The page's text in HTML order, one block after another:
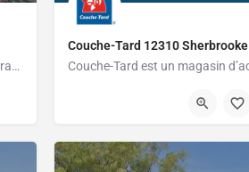
Couche-Tard est un magasin d’accommodation offrant une grande variété de produits pour les gens pressés.…
Couche-Tard 12310 Sherbrooke